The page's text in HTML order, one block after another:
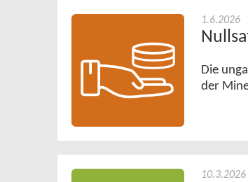
1.6.2026
Die
der
10.3.2026